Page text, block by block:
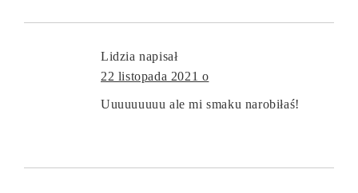
Lidzia napisał
22 listopada 2021 o
Uuuuuuuuu ale mi smaku narobiłaś!